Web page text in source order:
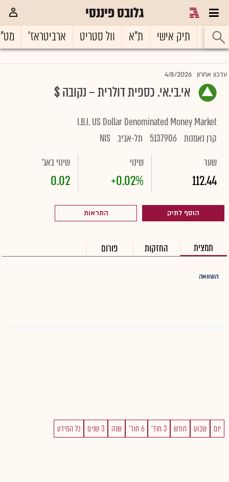
גלובס פיננסי
ראשי תיק אישי ת"א וול סטריט ארביטראז'
עדכון אחרון 4/8/2026
אי.בי.אי. כספית דולרית – נקובה $
I.B.I. US Dollar Denominated Money Market
קרן נאמנות 5137906 תל-אביב NIS
שער
112.44
שינוי
+0.02%
שינוי באג'
0.02
הוסף לתיק התראות
תמצית החזקות פורום
השוואה
יום שבוע חודש 3 חוד' 6 חוד' שנה 3 שנים כל המידע